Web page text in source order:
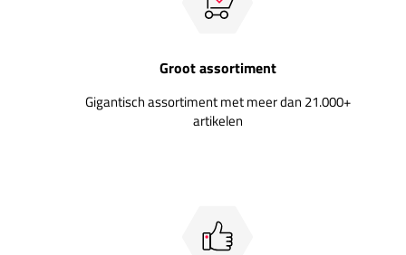
Groot assortiment
Gigantisch assortiment met meer dan 21.000+
artikelen